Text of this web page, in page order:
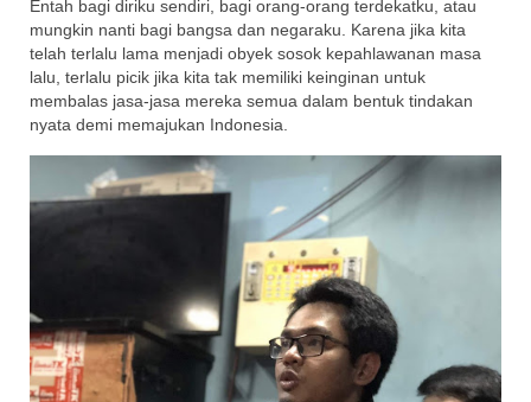
Entah bagi diriku sendiri, bagi orang-orang terdekatku, atau
mungkin nanti bagi bangsa dan negaraku. Karena jika kita
telah terlalu lama menjadi obyek sosok kepahlawanan masa
lalu, terlalu picik jika kita tak memiliki keinginan untuk
membalas jasa-jasa mereka semua dalam bentuk tindakan
nyata demi memajukan Indonesia.